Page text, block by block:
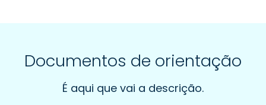
Documentos de orientação
É aqui que vai a descrição.